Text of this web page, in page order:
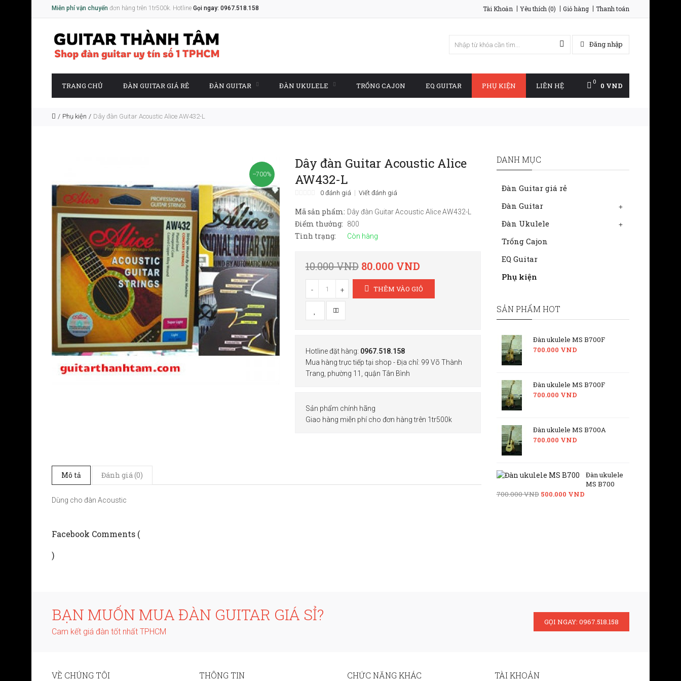
Miễn phí vận chuyển đơn hàng trên 1tr500k. Hotline Gọi ngay: 0967.518.158 Tài Khoản Yêu thích (0) Giỏ hàng Thanh toán
Đăng nhập
0 0 VND
TRANG CHỦ ĐÀN GUITAR GIÁ RẺ ĐÀN GUITAR ĐÀN UKULELE TRỐNG CAJON EQ GUITAR PHỤ KIỆN LIÊN HỆ
Phụ kiện Dây đàn Guitar Acoustic Alice AW432-L
--700%
Dây đàn Guitar Acoustic Alice
AW432-L
0 đánh giá Viết đánh giá
Mã sản phẩm: Dây đàn Guitar Acoustic Alice AW432-L
Điểm thưởng: 800
Tình trạng: Còn hàng
10.000 VND 80.000 VND
- + THÊM VÀO GIỎ
Hotline đặt hàng: 0967.518.158
Mua hàng trực tiếp tại shop - Địa chỉ: 99 Võ Thành
Trang, phường 11, quận Tân Bình
Sản phẩm chính hãng
Giao hàng miễn phí cho đơn hàng trên 1tr500k
Mô tả Đánh giá (0)
Dùng cho đàn Acoustic
Facebook Comments (
)
DANH MỤC
Đàn Guitar giá rẻ
Đàn Guitar
+
Đàn Ukulele +
Trống Cajon
EQ Guitar
Phụ kiện
SẢN PHẨM HOT
Đàn ukulele MS B700F
700.000 VND
Đàn ukulele MS B700F
700.000 VND
Đàn ukulele MS B700A
700.000 VND
Đàn ukulele
MS B700
700.000 VND 500.000 VND
BẠN MUỐN MUA ĐÀN GUITAR GIÁ SỈ?
Cam kết giá đàn tốt nhất TPHCM
GỌI NGAY: 0967.518.158
VỀ CHÚNG TÔI THÔNG TIN CHỨC NĂNG KHÁC TÀI KHOẢN